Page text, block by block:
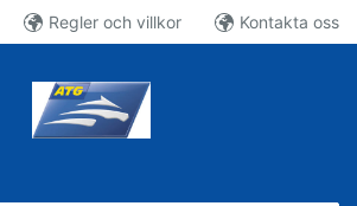
Regler och villkor Kontakta oss